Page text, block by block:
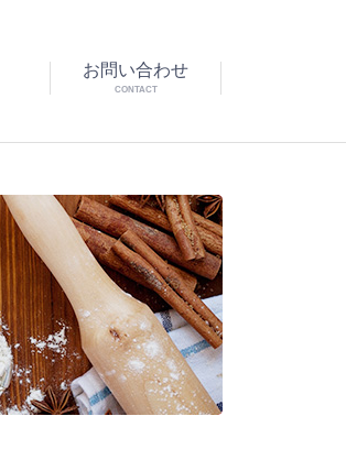
お問い合わせ
CONTACT